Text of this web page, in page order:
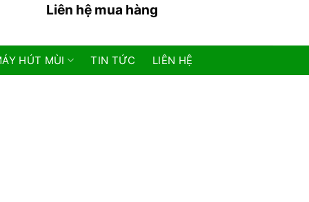
Liên hệ mua hàng
HÚT MÙI TIN TỨC LIÊN HỆ